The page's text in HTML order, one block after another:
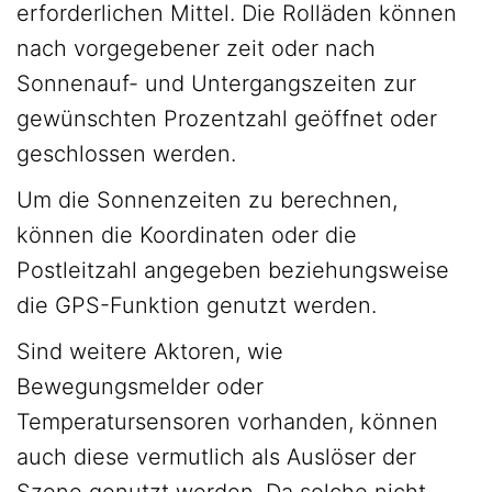
erforderlichen Mittel. Die Rolläden können
nach vorgegebener zeit oder nach
Sonnenauf- und Untergangszeiten zur
gewünschten Prozentzahl geöffnet oder
geschlossen werden.
Um die Sonnenzeiten zu berechnen,
können die Koordinaten oder die
Postleitzahl angegeben beziehungsweise
die GPS-Funktion genutzt werden.
Sind weitere Aktoren, wie
Bewegungsmelder oder
Temperatursensoren vorhanden, können
auch diese vermutlich als Auslöser der